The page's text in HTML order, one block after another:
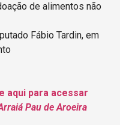
de alimentos não
Fábio Tardin, em
aqui para acessar
Pau de Aroeira